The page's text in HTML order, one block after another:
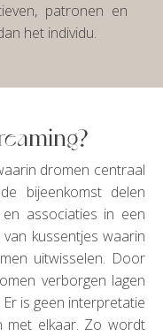
patronen en
het individu.
dromen centraal
bijeenkomst delen
associaties in een
kussentjes waarin
uitwisselen. Door
verborgen lagen
is geen interpretatie
met elkaar. Zo wordt